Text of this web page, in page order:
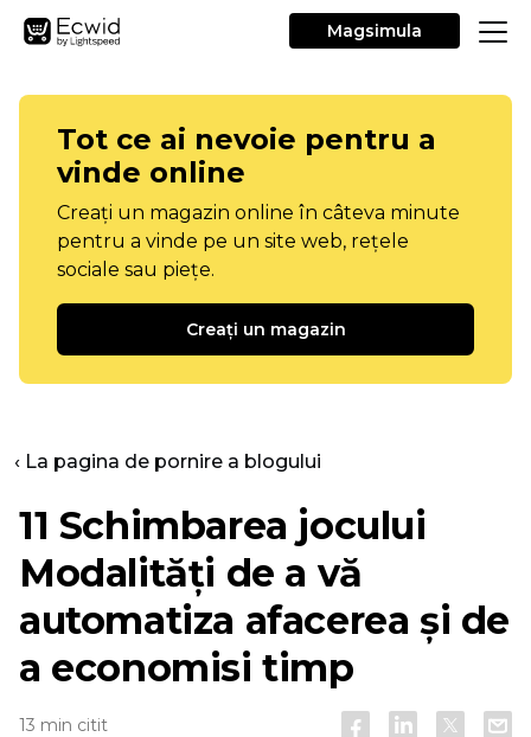
Magsimula
Tot ce ai nevoie pentru a
vinde online
Creați un magazin online în câteva minute
pentru a vinde pe un site web, rețele
sociale sau piețe.
Creați un magazin
‹ La pagina de pornire a blogului
11 Schimbarea jocului
Modalități de a vă
automatiza afacerea și de
a economisi timp
13 min citit